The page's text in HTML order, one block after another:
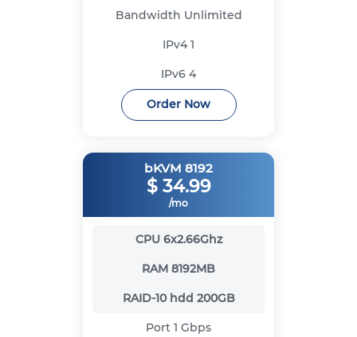
Bandwidth Unlimited
IPv41
IPv6 4
Order Now
bKVM 8192
$ 34.99
/mo
CPU 6x2.66Ghz
RAM 8192MB
RAID-10 hdd 200GB
Port 1 Gbps